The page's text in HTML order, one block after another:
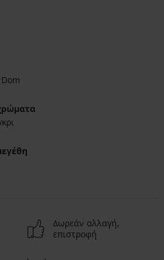
Δωρεάν αλλαγή,
επιστροφή